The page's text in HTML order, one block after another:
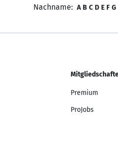
Nachname: A B C D E F G
Premium
ProJobs